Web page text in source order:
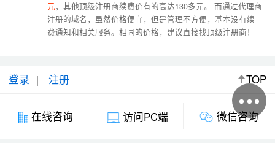
元，其他顶级注册商续费价有的高达130多元。 而通过代理商
注册的域名，虽然价格便宜，但是管理不方便，基本没有续
费通知和相关服务。相同的价格，建议直接找顶级注册商！
登录 注册 TOP
在线咨询 访问PC端 微信咨询